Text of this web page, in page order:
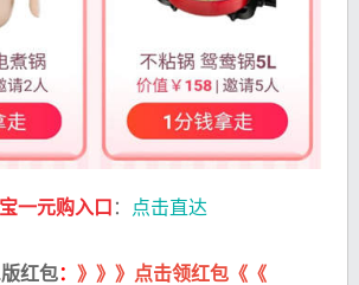
一元购入口 ： 点击直达
红包： 》》》点击领红包《《